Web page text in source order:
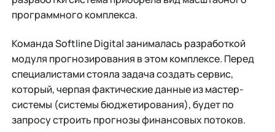
программного комплекса.
Команда Softline Digital занималась разработкой
модуля прогнозирования в этом комплексе. Перед
специалистами стояла задача создать сервис,
который, черпая фактические данные из мастер-
системы (системы бюджетирования), будет по
запросу строить прогнозы финансовых потоков.